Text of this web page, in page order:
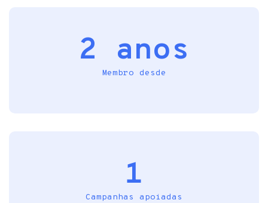
2 anos
Membro desde
1
Campanhas apoiadas